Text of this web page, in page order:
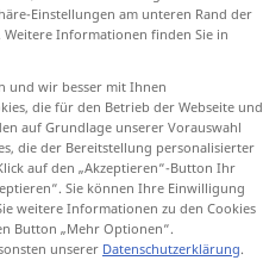
Einstellungen am unteren Rand der
Weitere Informationen finden Sie in
und wir besser mit Ihnen
die für den Betrieb der Webseite und
auf Grundlage unserer Vorauswahl
die der Bereitstellung personalisierter
auf den „Akzeptieren“-Button Ihr
Sie können Ihre Einwilligung
weitere Informationen zu den Cookies
Button „Mehr Optionen“.
unserer Datenschutzerklärung.